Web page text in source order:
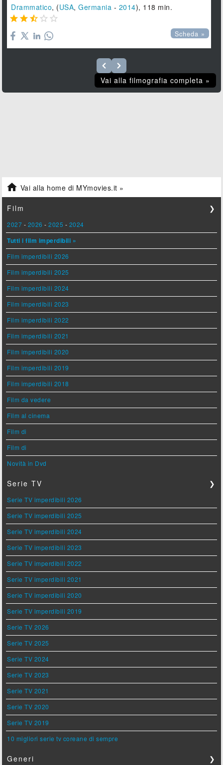
Drammatico, (USA,Germania - 2014), 118 min.
    
Scheda »
Vai alla filmografia completa »
 Vai alla home di MYmovies.it »
Film ❯
2027 - 2026 -2025 - 2024
Tutti i film imperdibili »
Film imperdibili 2026
Film imperdibili 2025
Film imperdibili 2024
Film imperdibili 2023
Film imperdibili 2022
Film imperdibili 2021
Film imperdibili 2020
Film imperdibili 2019
Film imperdibili 2018
Film da vedere
Film al cinema
Film di
Film di
Novità in Dvd
Serie TV ❯
Serie TV imperdibili 2026
Serie TV imperdibili 2025
Serie TV imperdibili 2024
Serie TV imperdibili 2023
Serie TV imperdibili 2022
Serie TV imperdibili 2021
Serie TV imperdibili 2020
Serie TV imperdibili 2019
Serie TV 2026
Serie TV 2025
Serie TV 2024
Serie TV 2023
Serie TV 2021
Serie TV 2020
Serie TV 2019
10 migliori serie tv coreane di sempre
Generi ❯